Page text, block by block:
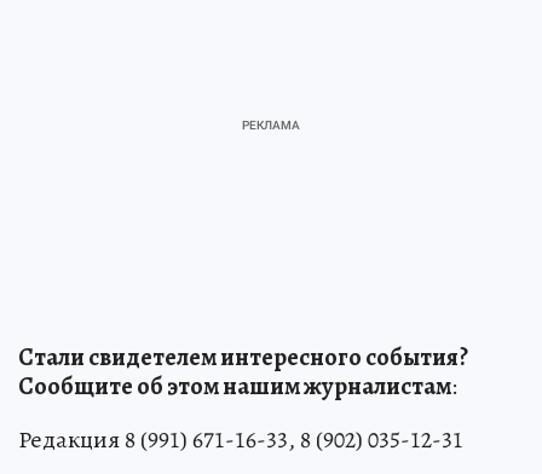
Стали свидетелем интересного события?
Сообщите об этом нашим журналистам:
Редакция 8 (991) 671-16-33, 8 (902) 035-12-31